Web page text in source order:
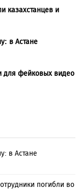
казахстанцев и
в Астане
для фейковых видео
в Астане
погибли во